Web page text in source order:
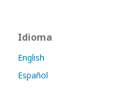
Idioma
English
Español